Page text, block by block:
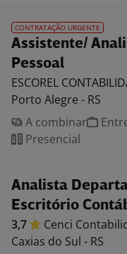
CONTRATAÇÃO URGENTE
Assistente/
Pessoal
ESCOREL
Porto Alegre - RS
A combinar
Presencial
Analista
Escritório
3,7 Cenci
Caxias do Sul - RS